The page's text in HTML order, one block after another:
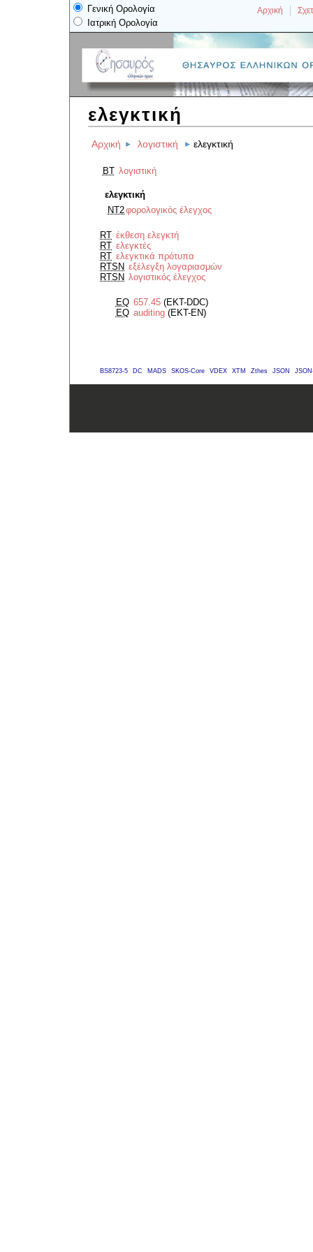
Γενική Ορολογία
Ιατρική Ορολογία
Αρχική
ελεγκτική
Αρχική λογιστική ελεγκτική
BT λογιστική
ελεγκτική
NT2φορολογικός έλεγχος
RT έκθεση ελεγκτή
RT ελεγκτές
RT ελεγκτικά πρότυπα
RTSN εξέλεγξη λογαριασμών
RTSN λογιστικός έλεγχος
EQ 657.45(EKT-DDC)
EQ auditing(EKT-EN)
BS8723-5 DC MADS SKOS-Core VDEX XTM Zthes JSON